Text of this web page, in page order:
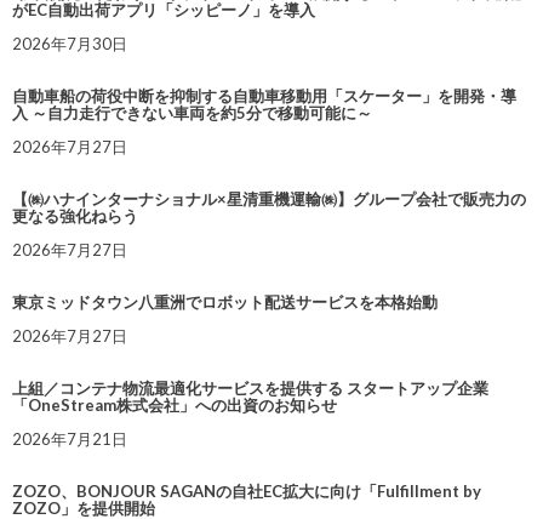
がEC自動出荷アプリ「シッピーノ」を導入
2026年7月30日
自動車船の荷役中断を抑制する自動車移動用「スケーター」を開発・導
入 ～自力走行できない車両を約5分で移動可能に～
2026年7月27日
【㈱ハナインターナショナル×星清重機運輸㈱】グループ会社で販売力の
更なる強化ねらう
2026年7月27日
東京ミッドタウン八重洲でロボット配送サービスを本格始動
2026年7月27日
上組／コンテナ物流最適化サービスを提供する スタートアップ企業
「OneStream株式会社」への出資のお知らせ
2026年7月21日
ZOZO、BONJOUR SAGANの自社EC拡大に向け「Fulfillment by
ZOZO」を提供開始